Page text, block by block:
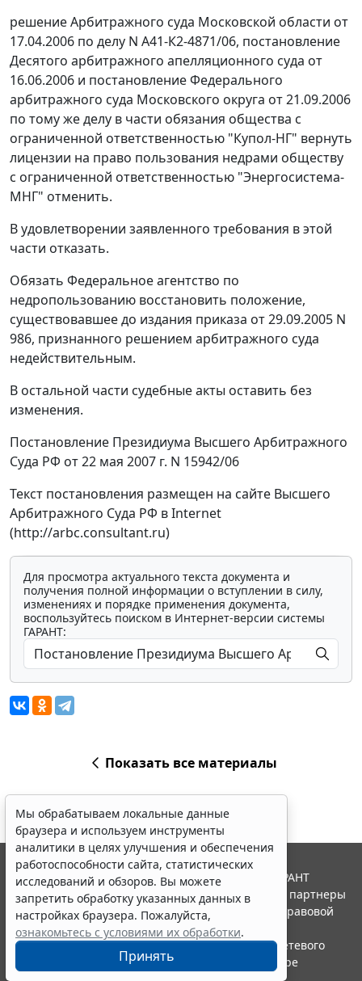
решение Арбитражного суда Московской области от
17.04.2006 по делу N А41-К2-4871/06, постановление
Десятого арбитражного апелляционного суда от
16.06.2006 и постановление Федерального
арбитражного суда Московского округа от 21.09.2006
по тому же делу в части обязания общества с
ограниченной ответственностью "Купол-НГ" вернуть
лицензии на право пользования недрами обществу
с ограниченной ответственностью "Энергосистема-
МНГ" отменить.
В удовлетворении заявленного требования в этой
части отказать.
Обязать Федеральное агентство по
недропользованию восстановить положение,
существовавшее до издания приказа от 29.09.2005 N
986, признанного решением арбитражного суда
недействительным.
В остальной части судебные акты оставить без
изменения.
Постановление Президиума Высшего Арбитражного
Суда РФ от 22 мая 2007 г. N 15942/06
Текст постановления размещен на сайте Высшего
Арбитражного Суда РФ в Internet
(http://arbc.consultant.ru)
Для просмотра актуального текста документа и
получения полной информации о вступлении в силу,
изменениях и порядке применения документа,
воспользуйтесь поиском в Интернет-версии системы
ГАРАНТ:
Показать все материалы
Мы обрабатываем локальные данные
браузера и используем инструменты
аналитики в целях улучшения и обеспечения
работоспособности сайта, статистических
исследований и обзоров. Вы можете
запретить обработку указанных данных в
настройках браузера. Пожалуйста,
ознакомьтесь с условиями их обработки.
Принять
© ООО "НПП "ГАРАНТ-СЕРВИС", 2026. Система ГАРАНТ
выпускается с 1990 года. Компания "Гарант" и ее партнеры
являются участниками Российской ассоциации правовой
информации ГАРАНТ.
Портал ГАРАНТ.РУ зарегистрирован в качестве сетевого
издания Федеральной службой по надзору в сфере